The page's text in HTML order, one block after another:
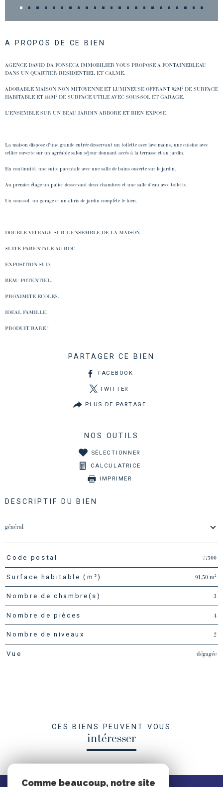
A PROPOS DE CE BIEN
AGENCE DAVID DA FONSECA IMMOBILIER VOUS PROPOSE A FONTAINEBLEAU
DANS UN QUARTIER RESIDENTIEL ET CALME.
ADORABLE MAISON NON MITOYENNE ET LUMINEUSE OFFRANT 92M² DE SURFACE
HABITABLE ET 141M² DE SURFACE UTILE AVEC SOUS-SOL ET GARAGE.
L'ENSEMBLE SUR UN BEAU JARDIN ARBORE ET BIEN EXPOSE.
La maison dispose d'une grande entrée desservant un toilette avec lave mains, une cuisine avec
cellier ouverte sur un agréable salon séjour donnant accés à la terrasse et au jardin.
En continuité, une suite parentale avec une salle de bains ouverte sur le jardin.
Au premier étage un palier desservant deux chambres et une salle d'eau avec toilette.
Un sous-sol, un garage et un abris de jardin complète le bien.
DOUBLE VITRAGE SUR L'ENSEMBLE DE LA MAISON.
SUITE PARENTALE AU RDC.
EXPOSITION SUD.
BEAU POTENTIEL.
PROXIMITE ECOLES.
IDEAL FAMILLE.
PRODUIT RARE !
PARTAGER CE BIEN
FACEBOOK
TWITTER
PLUS DE PARTAGE
NOS OUTILS
SÉLECTIONNER
CALCULATRICE
IMPRIMER
DESCRIPTIF DU BIEN
général
TRAD_PAMPERO_Caracteristique
Code postal 77300
Surface habitable (m²) 91,50 m²
Nombre de chambre(s) 3
Nombre de pièces 4
Nombre de niveaux 2
Vue dégagée
CES BIENS PEUVENT VOUS
intéresser
Comme beaucoup, notre site